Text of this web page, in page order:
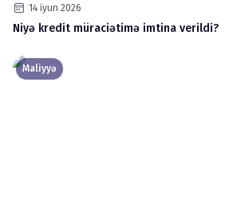
14 iyun 2026
Niyə kredit müraciətimə imtina verildi?
Maliyyə